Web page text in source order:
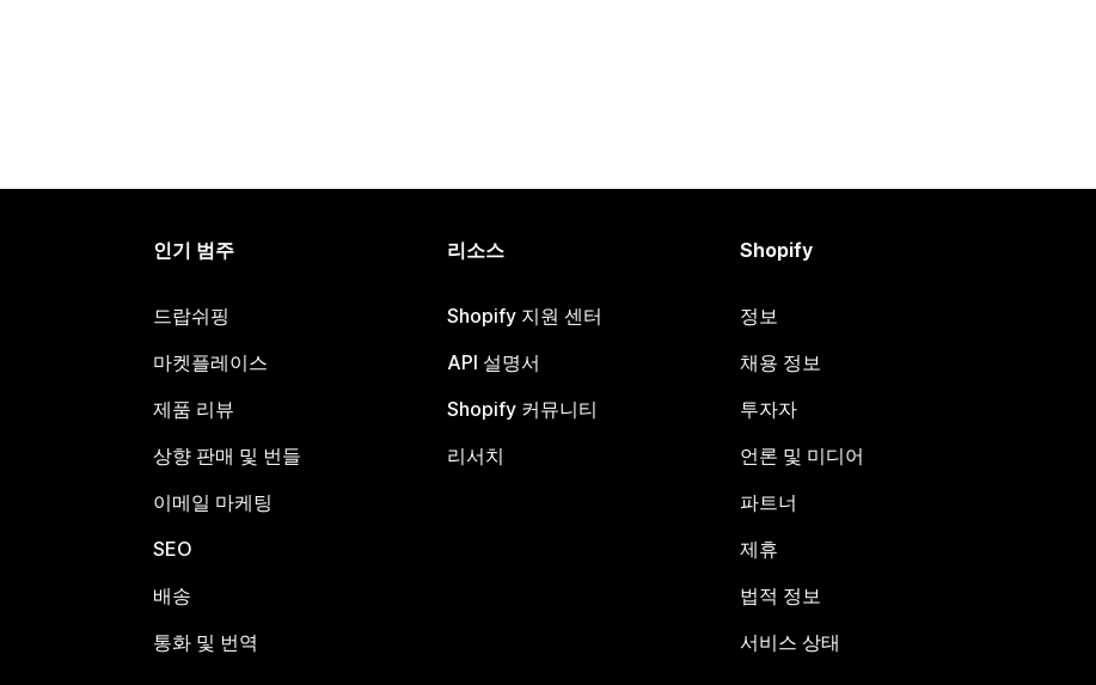
인기 범주
드랍쉬핑
마켓플레이스
제품 리뷰
상향 판매 및 번들
이메일 마케팅
SEO
배송
통화 및 번역
리소스
Shopify 지원 센터
API 설명서
Shopify 커뮤니티
리서치
Shopify
정보
채용 정보
투자자
언론 및 미디어
파트너
제휴
법적 정보
서비스 상태